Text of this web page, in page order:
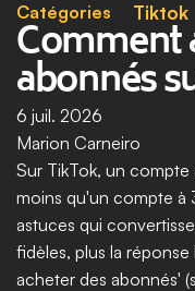
Catégories
Tiktok
Comment
abonnés
6 juil. 2026
Marion Carneiro
Sur TikTok, un
moins qu'un compte à
astuces qui
fidèles, plus la
acheter des abonnés'